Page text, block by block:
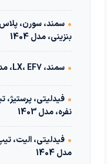
•
بنزینی، مدل 1404
• سمند، LX، EF7، مدل 1393
•
نفره، مدل 1403
•
مدل 1404